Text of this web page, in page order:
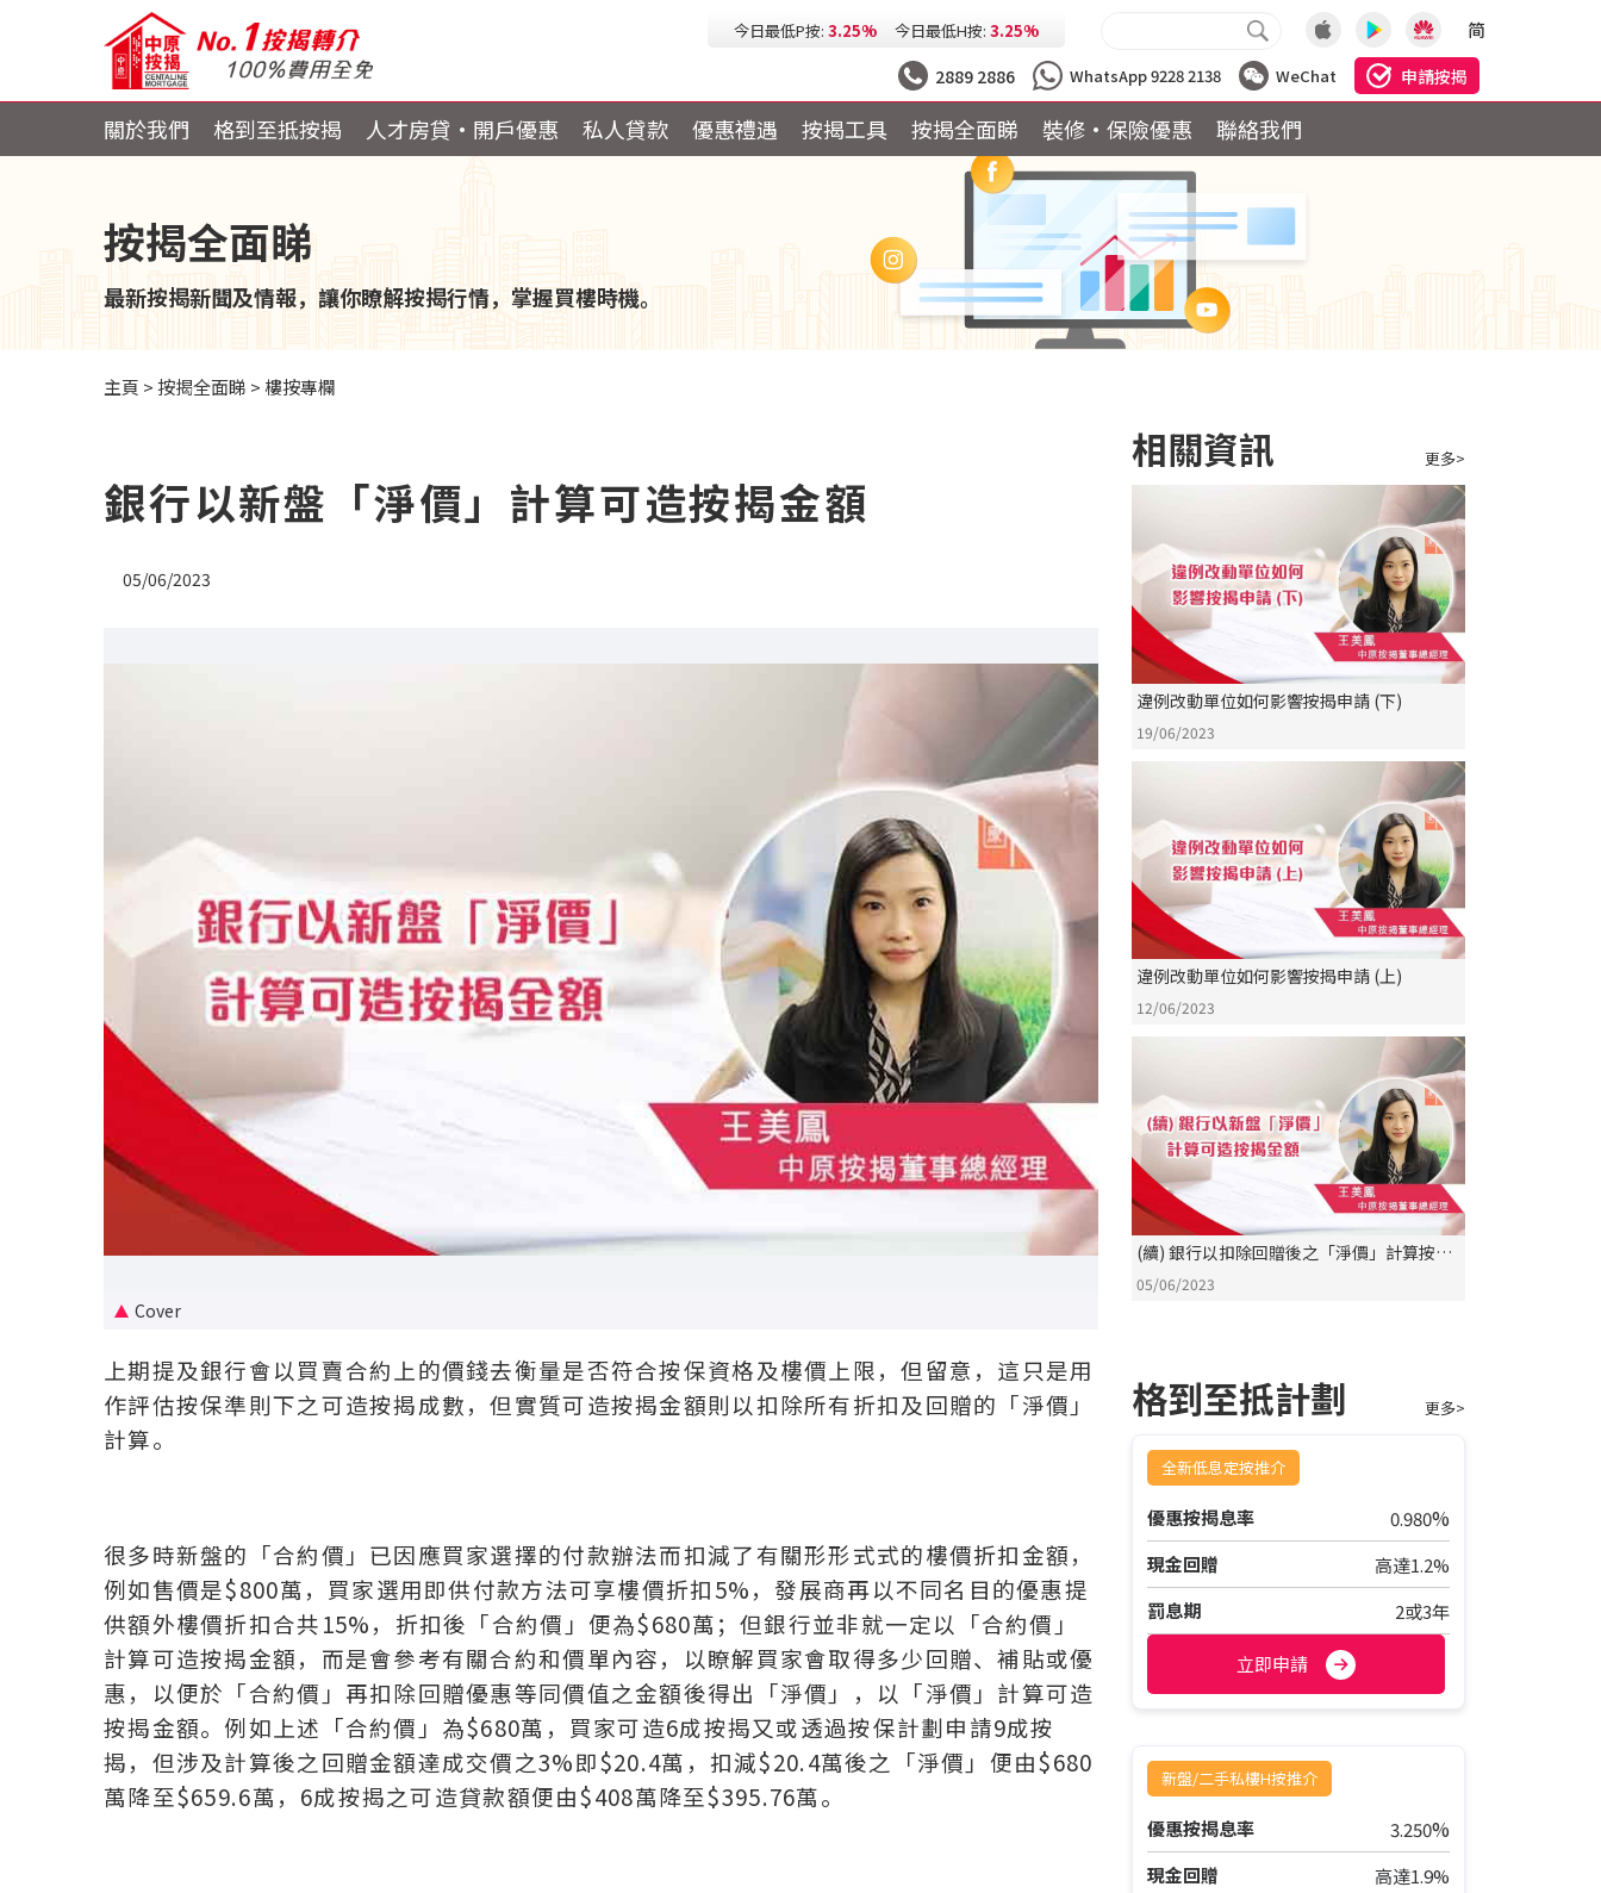
今日最低按息:2.73% 一個月HIBOR:2.63%
今日最低H按: 3.25%
简
2889 2886 WhatsApp 9228 2138 WeChat 申請按揭
關於我們 格到至抵按揭 人才房貸・開戶優惠 私人貸款 優惠禮遇 按揭工具 按揭全面睇 裝修·保險優惠 聯絡我們
按揭全面睇
最新按揭新聞及情報，讓你瞭解按揭行情，掌握買樓時機。
主頁 >按揭全面睇 > 樓按專欄
銀行以新盤「淨價」計算可造按揭金額
05/06/2023
Cover
上期提及銀行會以買賣合約上的價錢去衡量是否符合按保資格及樓價上限，但留意，這只是用
作評估按保準則下之可造按揭成數，但實質可造按揭金額則以扣除所有折扣及回贈的「淨價」
計算。
很多時新盤的「合約價」已因應買家選擇的付款辦法而扣減了有關形形式式的樓價折扣金額，
例如售價是$800萬，買家選用即供付款方法可享樓價折扣5%，發展商再以不同名目的優惠提
供額外樓價折扣合共15%，折扣後「合約價」便為$680萬；但銀行並非就一定以「合約價」
計算可造按揭金額，而是會參考有關合約和價單內容，以瞭解買家會取得多少回贈、補貼或優
惠，以便於「合約價」再扣除回贈優惠等同價值之金額後得出「淨價」，以「淨價」計算可造
按揭金額。例如上述「合約價」為$680萬，買家可造6成按揭又或透過按保計劃申請9成按
揭，但涉及計算後之回贈金額達成交價之3%即$20.4萬，扣減$20.4萬後之「淨價」便由$680
萬降至$659.6萬，6成按揭之可造貸款額便由$408萬降至$395.76萬。
相關資訊 更多>
違例改動單位如何影響按揭申請 (下)
19/06/2023
違例改動單位如何影響按揭申請 (上)
12/06/2023
(續) 銀行以扣除回贈後之「淨價」計算按揭
金額
05/06/2023
格到至抵計劃 更多>
全新低息定按推介
優惠按揭息率 0.980%
現金回贈
高達1.2%
罰息期
2或3年
立即申請
新盤/二手私樓H按推介
優惠按揭息率 3.250%
現金回贈
高達1.9%